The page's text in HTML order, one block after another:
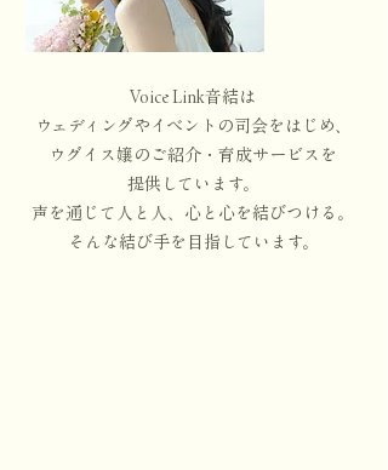
Voice Link音結は
ウェディングやイベントの司会をはじめ、
ウグイス嬢のご紹介・育成サービスを
提供しています。
声を通じて人と人、心と心を結びつける。
そんな結び手を目指しています。